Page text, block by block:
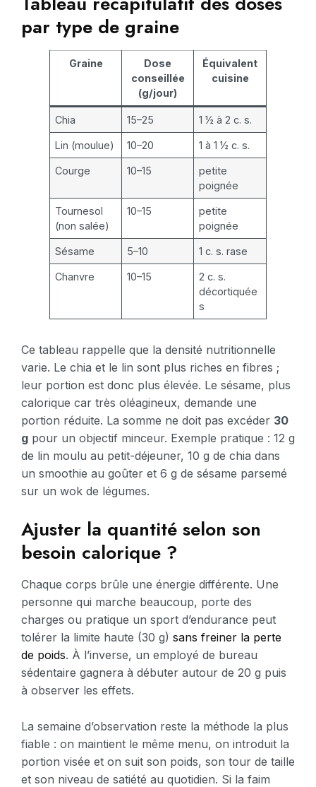
par type de graine
Graine
Dose
conseillée
(g/jour)
Équivalent
cuisine
Chia 15–25 1 ½ à 2 c. s.
Lin (moulue) 10–20 1 à 1 ½ c. s.
Courge 10–15
petite
poignée
Tournesol
(non salée)
10–15
petite
poignée
Sésame 5–10 1 c. s. rase
Chanvre 10–15
2 c. s.
décortiquée
s
Ce tableau rappelle que la densité nutritionnelle
varie. Le chia et le lin sont plus riches en fibres ;
leur portion est donc plus élevée. Le sésame, plus
calorique car très oléagineux, demande une
portion réduite. La somme ne doit pas excéder 30
g pour un objectif minceur. Exemple pratique : 12 g
de lin moulu au petit-déjeuner, 10 g de chia dans
un smoothie au goûter et 6 g de sésame parsemé
sur un wok de légumes.
Ajuster la quantité selon son
besoin calorique ?
Chaque corps brûle une énergie différente. Une
personne qui marche beaucoup, porte des
charges ou pratique un sport d’endurance peut
tolérer la limite haute (30 g) sans freiner la perte
de poids. À l’inverse, un employé de bureau
sédentaire gagnera à débuter autour de 20 g puis
à observer les effets.
La semaine d’observation reste la méthode la plus
fiable : on maintient le même menu, on introduit la
portion visée et on suit son poids, son tour de taille
et son niveau de satiété au quotidien. Si la faim